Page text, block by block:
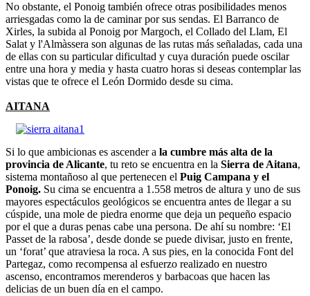
No obstante, el Ponoig también ofrece otras posibilidades menos
arriesgadas como la de caminar por sus sendas. El Barranco de
Xirles, la subida al Ponoig por Margoch, el Collado del Llam, El
Salat y l'Almàssera son algunas de las rutas más señaladas, cada una
de ellas con su particular dificultad y cuya duración puede oscilar
entre una hora y media y hasta cuatro horas si deseas contemplar las
vistas que te ofrece el León Dormido desde su cima.
AITANA
Si lo que ambicionas es ascender a la cumbre más alta de la
provincia de Alicante, tu reto se encuentra en la Sierra de Aitana,
sistema montañoso al que pertenecen el Puig Campana y el
Ponoig. Su cima se encuentra a 1.558 metros de altura y uno de sus
mayores espectáculos geológicos se encuentra antes de llegar a su
cúspide, una mole de piedra enorme que deja un pequeño espacio
por el que a duras penas cabe una persona. De ahí su nombre: ‘El
Passet de la rabosa’, desde donde se puede divisar, justo en frente,
un ‘forat’ que atraviesa la roca. A sus pies, en la conocida Font del
Partegaz, como recompensa al esfuerzo realizado en nuestro
ascenso, encontramos merenderos y barbacoas que hacen las
delicias de un buen día en el campo.